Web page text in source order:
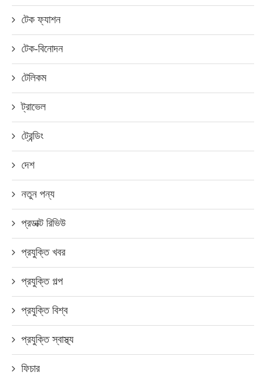
টেক ফ্যাশন
টেক-বিনোদন
টেলিকম
ট্রাভেল
ট্রেন্ডিং
দেশ
নতুন পন্য
প্রডাক্ট রিভিউ
প্রযুক্তি খবর
প্রযুক্তি গল্প
প্রযুক্তি বিশ্ব
প্রযুক্তি স্বাস্থ্য
ফিচার